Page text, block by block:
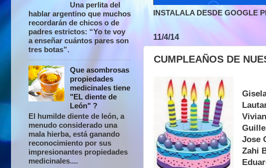
INSTALALA DESDE GOOGLE
11/4/14
CUMPLEAÑOS DE
Jose
Zahi
Una perlita del
hablar argentino que muchos
recordarán de chicos o de
padres estrictos: “Yo te voy
a enseñar cuántos pares son
tres botas”.
Que asombrosas
propiedades
medicinales tiene
"EL diente de
León" ?
El humilde diente de león, a
menudo considerado una
mala hierba, está ganando
reconocimiento por sus
impresionantes propiedades
medicinales....